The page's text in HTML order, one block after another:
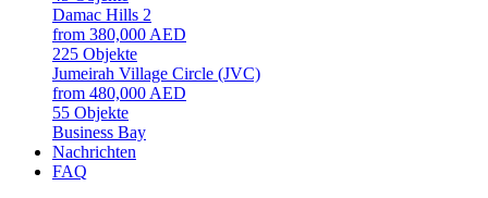
Damac Hills 2
from 380,000 AED
225 Objekte
Jumeirah Village Circle (JVC)
from 480,000 AED
55 Objekte
Business Bay
Nachrichten
FAQ